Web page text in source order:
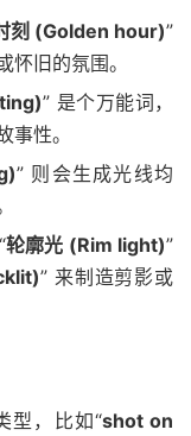
刻 (Golden hour)”
旧的氛围。
” 是个万能词，
性。
” 则会生成光线均
轮廓光 (Rim light)”
” 来制造剪影或
型，比如“shot on